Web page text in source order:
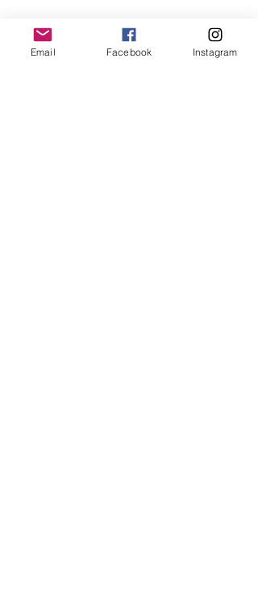
Email Facebook Instagram